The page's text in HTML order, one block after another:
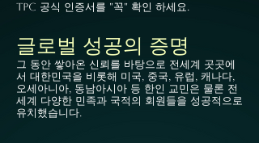
TPC 공식 인증서를 "꼭" 확인 하세요.
글로벌 성공의 증명
그 동안 쌓아온 신뢰를 바탕으로 전세계 곳곳에
서 대한민국을 비롯해 미국, 중국, 유럽, 캐나다,
오세아니아, 동남아시아 등 한인 교민은 물론 전
세계 다양한 민족과 국적의 회원들을 성공적으로
유치했습니다.